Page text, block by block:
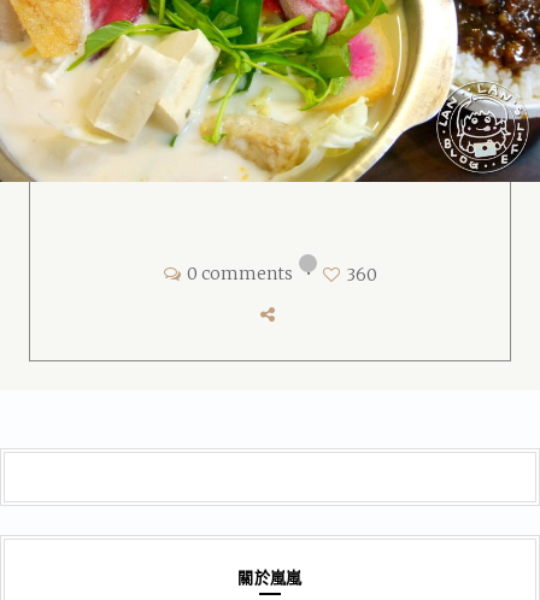
0 comments • 360
關於嵐嵐